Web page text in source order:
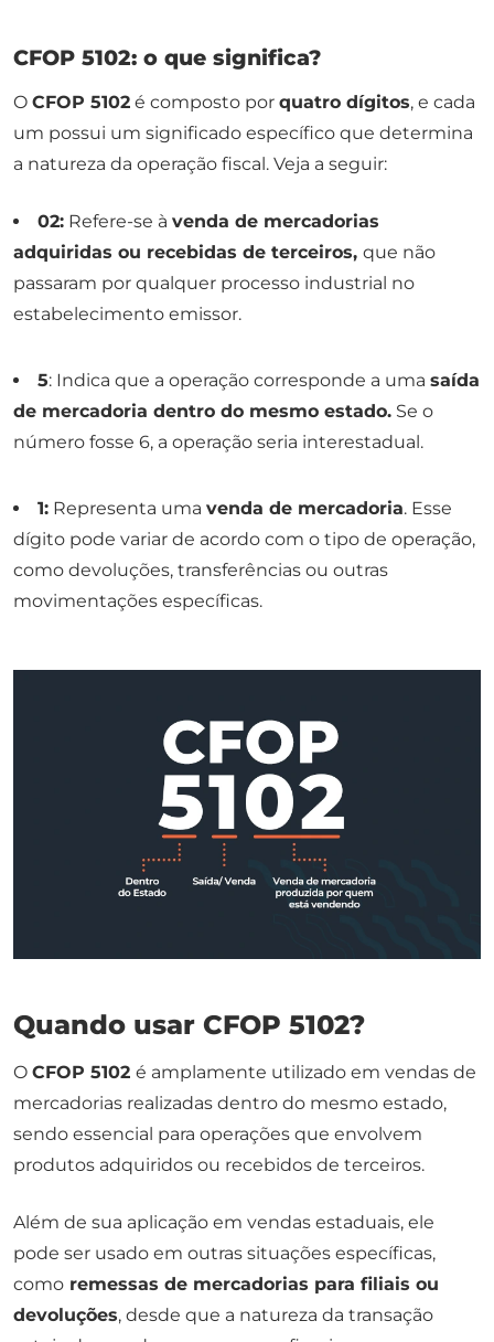
CFOP 5102: o que significa?
O CFOP 5102 é composto por quatro dígitos, e cada
um possui um significado específico que determina
a natureza da operação fiscal. Veja a seguir:
02: Refere-se à venda de mercadorias
adquiridas ou recebidas de terceiros, que não
passaram por qualquer processo industrial no
estabelecimento emissor.
5: Indica que a operação corresponde a uma saída
de mercadoria dentro do mesmo estado. Se o
número fosse 6, a operação seria interestadual.
1: Representa uma venda de mercadoria. Esse
dígito pode variar de acordo com o tipo de operação,
como devoluções, transferências ou outras
movimentações específicas.
Quando usar CFOP 5102​?
O CFOP 5102 é amplamente utilizado em vendas de
mercadorias realizadas dentro do mesmo estado,
sendo essencial para operações que envolvem
produtos adquiridos ou recebidos de terceiros.
Além de sua aplicação em vendas estaduais, ele
pode ser usado em outras situações específicas,
como remessas de mercadorias para filiais ou
devoluções, desde que a natureza da transação